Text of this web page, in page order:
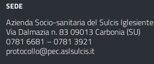
SEDE
Azienda Socio-sanitaria del Sulcis Iglesiente
Via Dalmazia n. 83 09013 Carbonia (SU)
0781 6681 – 0781 3921
protocollo@pec.aslsulcis.it